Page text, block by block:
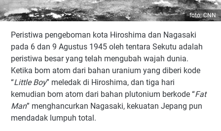
foto: CNN
Peristiwa pengeboman kota Hiroshima dan Nagasaki
pada 6 dan 9 Agustus 1945 oleh tentara Sekutu adalah
peristiwa besar yang telah mengubah wajah dunia.
Ketika bom atom dari bahan uranium yang diberi kode
“Little Boy” meledak di Hiroshima, dan tiga hari
kemudian bom atom dari bahan plutonium berkode “Fat
Man” menghancurkan Nagasaki, kekuatan Jepang pun
mendadak lumpuh total.